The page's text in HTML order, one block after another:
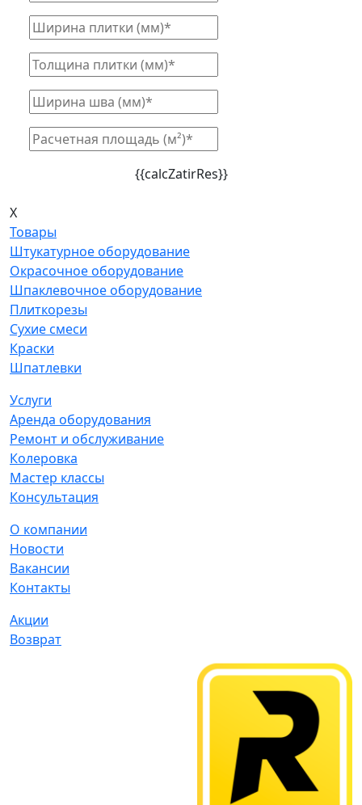
{{calcZatirRes}}
X
Товары
Штукатурное оборудование
Окрасочное оборудование
Шпаклевочное оборудование
Плиткорезы
Сухие смеси
Краски
Шпатлевки
Услуги
Аренда оборудования
Ремонт и обслуживание
Колеровка
Мастер классы
Консультация
О компании
Новости
Вакансии
Контакты
Акции
Возврат